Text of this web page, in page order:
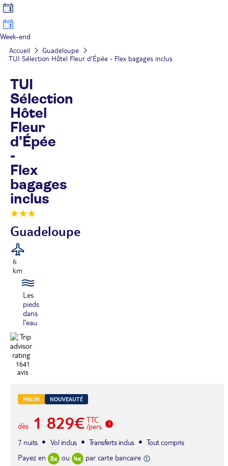
Week-end
Accueil
Guadeloupe
TUI Sélection Hôtel Fleur d'Épée - Flex bagages inclus
TUI
Sélection
Hôtel
Fleur
d'Épée
-
Flex
bagages
inclus
Guadeloupe
6
km
Les
pieds
dans
l'eau
1641
avis
MALIN NOUVEAUTÉ
dès 1 829€ TTC
/pers.
7 nuits
Vol inclus Transferts inclus
Tout compris
Payez en
ou par carte bancaire